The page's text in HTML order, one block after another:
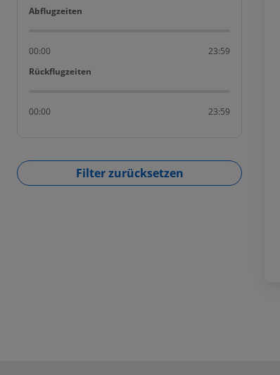
Abflugzeiten
Abflugzeiten
00:00 23:59
Rückflugzeiten
Rückflugzeiten
00:00 23:59
Filter zurücksetzen